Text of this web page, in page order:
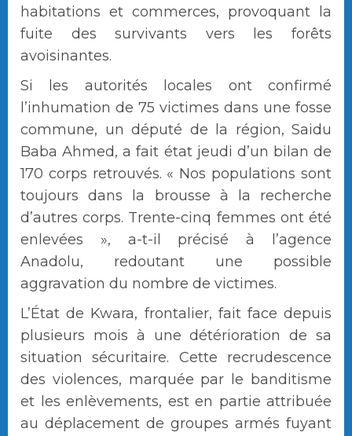
habitations et commerces, provoquant la
fuite des survivants vers les forêts
avoisinantes.
Si les autorités locales ont confirmé
l’inhumation de 75 victimes dans une fosse
commune, un député de la région, Saidu
Baba Ahmed, a fait état jeudi d’un bilan de
170 corps retrouvés. « Nos populations sont
toujours dans la brousse à la recherche
d’autres corps. Trente-cinq femmes ont été
enlevées », a-t-il précisé à l’agence
Anadolu, redoutant une possible
aggravation du nombre de victimes.
L’État de Kwara, frontalier, fait face depuis
plusieurs mois à une détérioration de sa
situation sécuritaire. Cette recrudescence
des violences, marquée par le banditisme
et les enlèvements, est en partie attribuée
au déplacement de groupes armés fuyant